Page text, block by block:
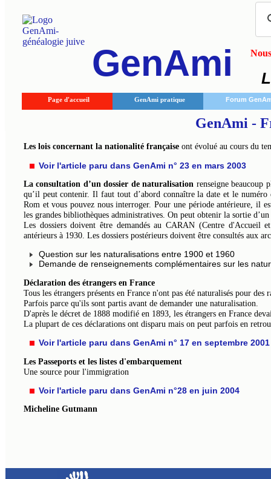
GenAmi
Page d'accueil GenAmi pratique Forum
GenAmi -
Les lois concernant la nationalité françaiseont évolué au cours du
Voir l'article paru dans GenAmi n° 23 en mars 2003
La consultation d’un dossier de naturalisation renseigne beaucoup
qu’il peut contenir. Il faut tout d’abord connaître la date et le
Rom et vous pouvez nous interroger. Pour une période antérieure, il
les grandes bibliothèques administratives. On peut obtenir la sortie
Les dossiers doivent être demandés au CARAN (Centre d'Accueil
antérieurs à 1930. Les dossiers postérieurs doivent être consultés aux
Question sur les naturalisations entre 1900 et 1960
Demande de renseignements complémentaires sur les
Déclaration des étrangers en France
Tous les étrangers présents en France n'ont pas été naturalisés pour des
Parfois parce qu'ils sont partis avant de demander une naturalisation.
D'après le décret de 1888 modifié en 1893, les étrangers en France
La plupart de ces déclarations ont disparu mais on peut parfois en
Voir l'article paru dans GenAmi n° 17 en septembre 2001
Les Passeports et les listes d'embarquement
Une source pour l'immigration
Voir l'article paru dans GenAmi n°28 en juin 2004
Micheline Gutmann